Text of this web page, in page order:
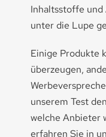
Inhaltsstoffe
unter die Lupe
Einige Produkte
überzeugen,
unserem Test
welche Anbieter
erfahren Sie in